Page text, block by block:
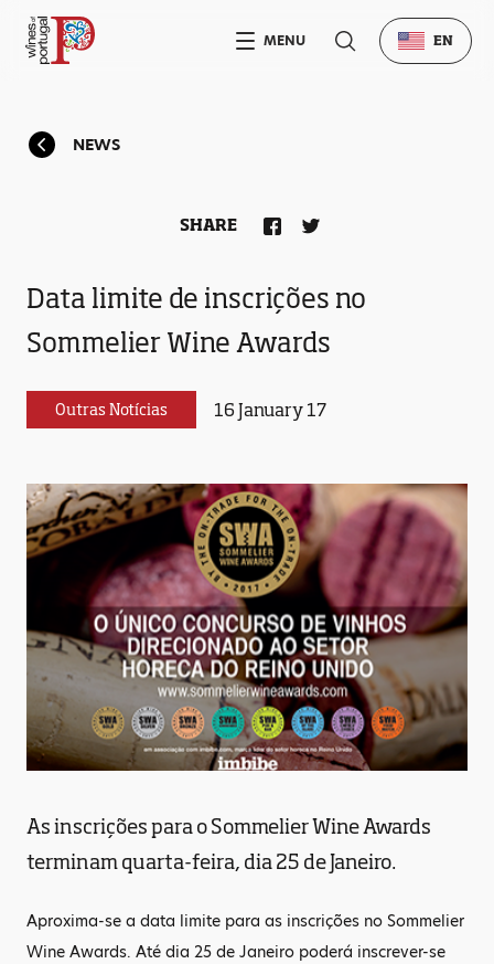
NEWS
Data limite de inscrições no
Sommelier Wine Awards
Outras Notícias 16 January 17
SHARE
As inscrições para o Sommelier Wine Awards
terminam quarta-feira, dia 25 de Janeiro.
Aproxima-se a data limite para as inscrições no Sommelier
Wine Awards. Até dia 25 de Janeiro poderá inscrever-se
MENU EN